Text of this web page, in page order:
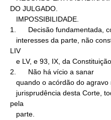
DO JULGADO.
1.      Decisão fundamentada,
LIV
2.      Não há vício a sanar
pela